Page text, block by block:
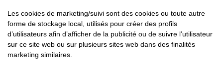
Les cookies de marketing/suivi sont des cookies ou toute autre
forme de stockage local, utilisés pour créer des profils
d’utilisateurs afin d’afficher de la publicité ou de suivre l’utilisateur
sur ce site web ou sur plusieurs sites web dans des finalités
marketing similaires.